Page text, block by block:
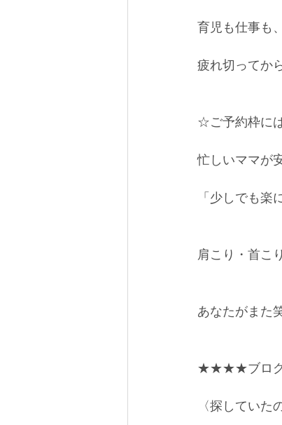
育児も仕事も
疲れ切ってか
☆ご予約枠に
忙しいママが
「少しでも楽
肩こり・首こ
あなたがまた
★★★★ブロ
〈探してい